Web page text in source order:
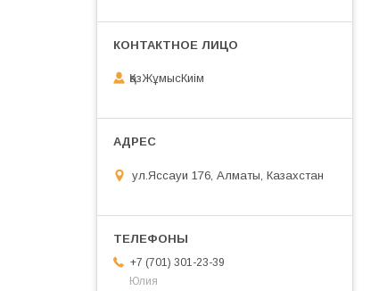
ҚазЖұмысКиім
ул.Яссауи 176, Алматы, Казахстан
+7 (701) 301-23-39
Юлия